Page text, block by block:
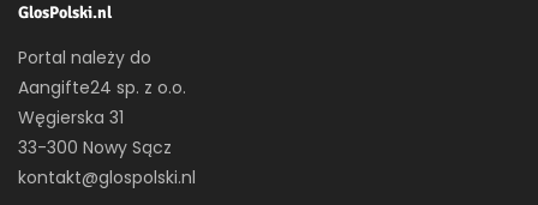
GlosPolski.nl
Portal należy do
Aangifte24 sp. z o.o.
Węgierska 31
33-300 Nowy Sącz
kontakt@glospolski.nl